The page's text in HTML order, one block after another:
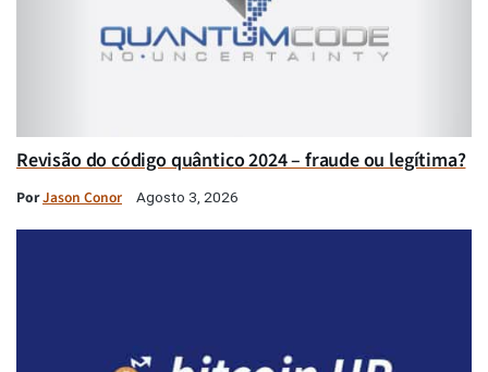
Revisão do código quântico 2024 – fraude ou legítima?
PorJason Conor Agosto 3, 2026